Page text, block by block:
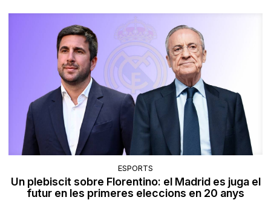
ESPORTS
Un plebiscit sobre Florentino: el Madrid es juga el
futur en les primeres eleccions en 20 anys